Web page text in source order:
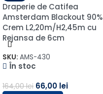
Draperie de Catifea
Amsterdam Blackout 90%
Crem L2,20m/H2,45m cu
Rejansa de 6cm
SKU: AMS-430
În stoc
164,00lei 66,00 lei